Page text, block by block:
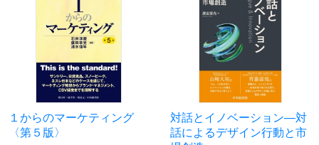
１からのマーケティング
〈第５版〉
対話とイノベーション―対
話によるデザイン行動と市